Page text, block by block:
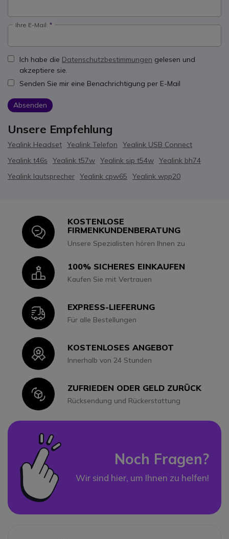
Ihre E-Mail:
Ich habe die Datenschutzbestimmungen gelesen und
akzeptiere sie.
Senden Sie mir eine Benachrichtigung per E-Mail
Absenden
Unsere Empfehlung
Yealink Headset Yealink Telefon
Yealink USB Connect
Yealink t46s
Yealink t57w Yealink sip t54w Yealink bh74
Yealink lautsprecher Yealink cpw65 Yealink wpp20
Icon
KOSTENLOSE
FIRMENKUNDENBERATUNG
Unsere Spezialisten hören Ihnen zu
Icon100% SICHERES EINKAUFEN
Kaufen Sie mit Vertrauen
IconEXPRESS-LIEFERUNG
Für alle Bestellungen
IconKOSTENLOSES ANGEBOT
Innerhalb von 24 Stunden
IconZUFRIEDEN ODER GELD ZURÜCK
Rücksendung und Rückerstattung
Noch Fragen?
Wir sind hier, um Ihnen zu helfen!